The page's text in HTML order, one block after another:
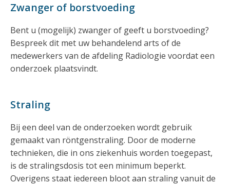
Zwanger of borstvoeding
Bent u (mogelijk) zwanger of geeft u borstvoeding?
Bespreek dit met uw behandelend arts of de
medewerkers van de afdeling Radiologie voordat een
onderzoek plaatsvindt.
Straling
Bij een deel van de onderzoeken wordt gebruik
gemaakt van röntgenstraling. Door de moderne
technieken, die in ons ziekenhuis worden toegepast,
is de stralingsdosis tot een minimum beperkt.
Overigens staat iedereen bloot aan straling vanuit de